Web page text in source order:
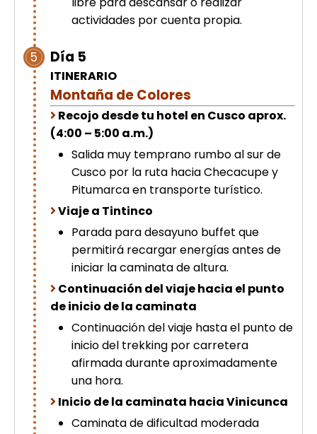
actividades por cuenta propia.
5 Día 5
ITINERARIO
Montaña de Colores
Recojo desde tu hotel en Cusco aprox.
(4:00 – 5:00 a.m.)
Salida muy temprano rumbo al sur de
Cusco por la ruta hacia Checacupe y
Pitumarca en transporte turístico.
Viaje a Tintinco
Parada para desayuno buffet que
permitirá recargar energías antes de
iniciar la caminata de altura.
Continuación del viaje hacia el punto
de inicio de la caminata
Continuación del viaje hasta el punto de
inicio del trekking por carretera
afirmada durante aproximadamente
una hora.
Inicio de la caminata hacia Vinicunca
Caminata de dificultad moderada